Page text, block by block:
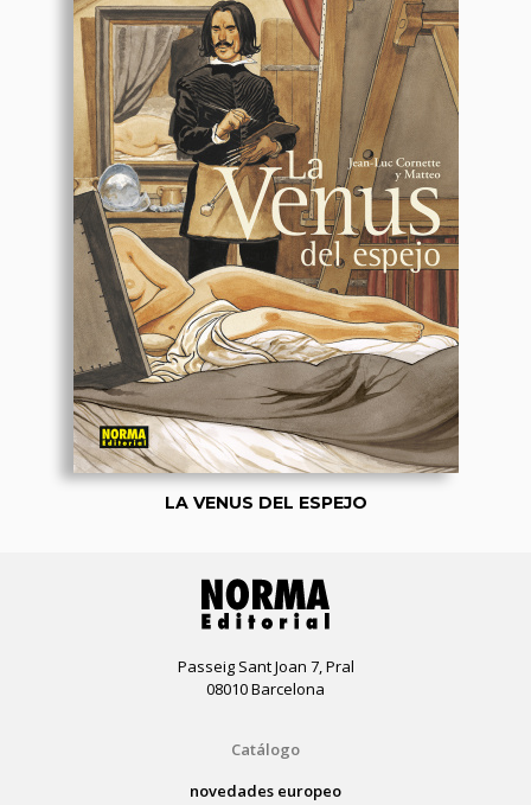
LA VENUS DEL ESPEJO
Passeig Sant Joan 7, Pral
08010 Barcelona
Catálogo
novedades europeo